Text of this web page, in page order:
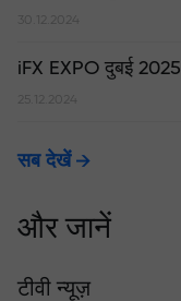
30.12.2024
iFX EXPO दुबई 2025
25.12.2024
सब देखें
और जानें
टीवी न्यूज़